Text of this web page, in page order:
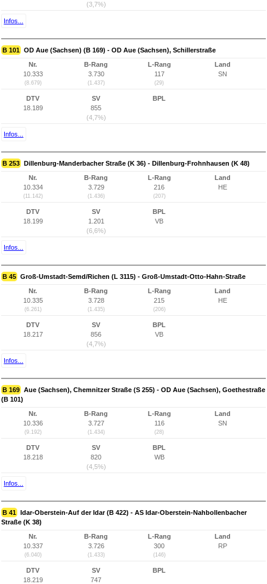
(3,7%)
Infos...
B 101 OD Aue (Sachsen) (B 169) - OD Aue (Sachsen), Schillerstraße
Nr.
10.333
(8.679)
B-Rang
3.730
(1.437)
L-Rang
117
(29)
Land
SN
DTV
18.189
SV
855
(4,7%)
BPL
Infos...
B 253 Dillenburg-Manderbacher Straße (K 36) - Dillenburg-Frohnhausen (K 48)
Nr.
10.334
(11.142)
B-Rang
3.729
(1.436)
L-Rang
216
(207)
Land
HE
DTV
18.199
SV
1.201
(6,6%)
BPL
VB
Infos...
B 45 Groß-Umstadt-Semd/Richen (L 3115) - Groß-Umstadt-Otto-Hahn-Straße
Nr.
10.335
(6.261)
B-Rang
3.728
(1.435)
L-Rang
215
(206)
Land
HE
DTV
18.217
SV
856
(4,7%)
BPL
VB
Infos...
B 169 Aue (Sachsen), Chemnitzer Straße (S 255) - OD Aue (Sachsen), Goethestraße
(B 101)
Nr.
10.336
(9.192)
B-Rang
3.727
(1.434)
L-Rang
116
(28)
Land
SN
DTV
18.218
SV
820
(4,5%)
BPL
WB
Infos...
B 41 Idar-Oberstein-Auf der Idar (B 422) - AS Idar-Oberstein-Nahbollenbacher
Straße (K 38)
Nr.
10.337
(6.040)
B-Rang
3.726
(1.433)
L-Rang
300
(146)
Land
RP
DTV
18.219
SV
747
BPL